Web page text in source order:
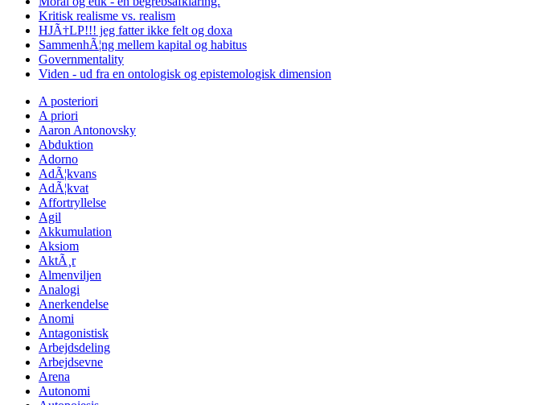
Kritisk realisme vs. realism
HJÃ†LP!!! jeg fatter ikke felt og doxa
SammenhÃ¦ng mellem kapital og habitus
Governmentality
Viden - ud fra en ontologisk og epistemologisk dimension
A posteriori
A priori
Aaron Antonovsky
Abduktion
Adorno
AdÃ¦kvans
AdÃ¦kvat
Affortryllelse
Agil
Akkumulation
Aksiom
AktÃ¸r
Almenviljen
Analogi
Anerkendelse
Anomi
Antagonistisk
Arbejdsdeling
Arbejdsevne
Arena
Autonomi